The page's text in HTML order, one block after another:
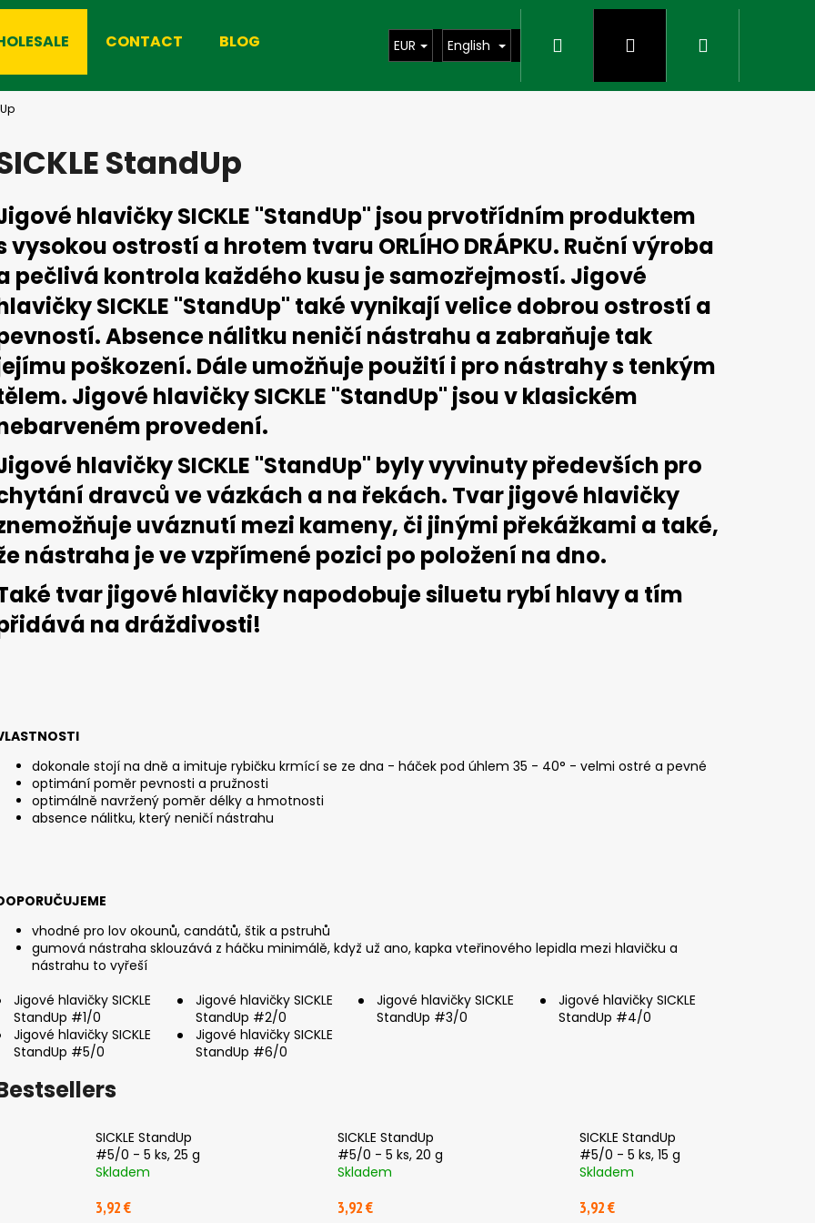
CONTACT BLOG EUR English Search Login Shopping
StandUp
hlavičky SICKLE "StandUp" jsou prvotřídním produktem
vysokou ostrostí a hrotem tvaru ORLÍHO DRÁPKU. Ruční výroba
pečlivá kontrola každého kusu je samozřejmostí. Jigové
SICKLE "StandUp" také vynikají velice dobrou ostrostí a
Absence nálitku neničí nástrahu a zabraňuje tak
poškození. Dále umožňuje použití i pro nástrahy s tenkým
Jigové hlavičky SICKLE "StandUp" jsou v klasickém
provedení.
hlavičky SICKLE "StandUp" byly vyvinuty předevších pro
dravců ve vázkách a na řekách. Tvar jigové hlavičky
uváznutí mezi kameny, či jinými překážkami a také,
nástraha je ve vzpřímené pozici po položení na dno.
tvar jigové hlavičky napodobuje siluetu rybí hlavy a tím
na dráždivosti!
dokonale stojí na dně a imituje rybičku krmící se ze dna - háček pod úhlem 35 - 40° - velmi ostré a pevné
optimání poměr pevnosti a pružnosti
optimálně navržený poměr délky a hmotnosti
absence nálitku, který neničí nástrahu
vhodné pro lov okounů, candátů, štik a pstruhů
gumová nástraha sklouzává z háčku minimálě, když už ano, kapka vteřinového lepidla mezi hlavičku a
nástrahu to vyřeší
Jigové hlavičky SICKLE
StandUp #1/0
Jigové hlavičky SICKLE
StandUp #2/0
Jigové hlavičky SICKLE
StandUp #3/0
Jigové hlavičky SICKLE
StandUp #4/0
Jigové hlavičky SICKLE
StandUp #5/0
Jigové hlavičky SICKLE
StandUp #6/0
SICKLE StandUp
#5/0 - 5 ks, 25 g
Skladem
3,92 €
SICKLE StandUp
#5/0 - 5 ks, 20 g
Skladem
3,92 €
SICKLE StandUp
#5/0 - 5 ks, 15 g
Skladem
3,92 €
are you looking for?
We recommend
Next
#6 - 5 KS, 3 G
€
SICKLE #6 - 5 KS, 2 G